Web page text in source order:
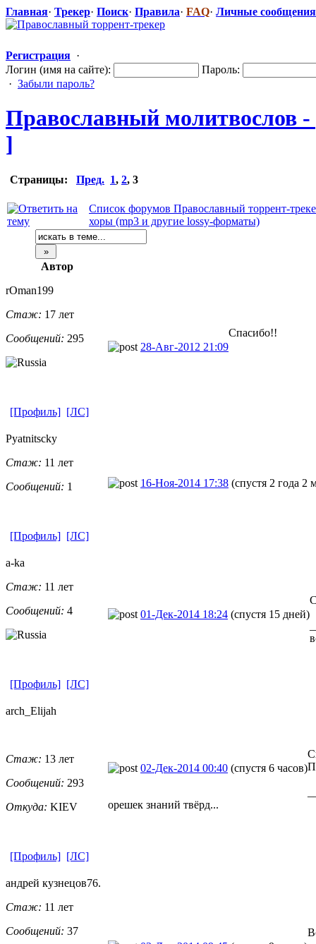
Главная· Трекер· Поиск· Правила· FAQ· Личные сообщения
Регистрация ·
Логин (имя на сайте):
Пароль:
· Забыли пароль?
Православный молитвослов
]
Страницы: Пред. 1, 2, 3
Список форумов Православный торрент-
хоры (mp3 и другие lossy-форматы)
Автор
rOman199
Стаж: 17 лет
Сообщений: 295
28-Авг-2012 21:09
Спасибо!!
[Профиль] [ЛС]
Pyatnitscky
Стаж: 11 лет
Сообщений: 1 16-Ноя-2014 17:38 (спустя 2 года 2
[Профиль] [ЛС]
a-ka
Стаж: 11 лет
Сообщений: 4 01-Дек-2014 18:24 (спустя 15 дней)
[Профиль] [ЛС]
arch_Elijah
Стаж: 13 лет
Сообщений: 293
Откуда: KIEV
02-Дек-2014 00:40 (спустя 6 часов)
орешек знаний твёрд...
[Профиль] [ЛС]
андрей кузнецов76.
Стаж: 11 лет
Сообщений: 37